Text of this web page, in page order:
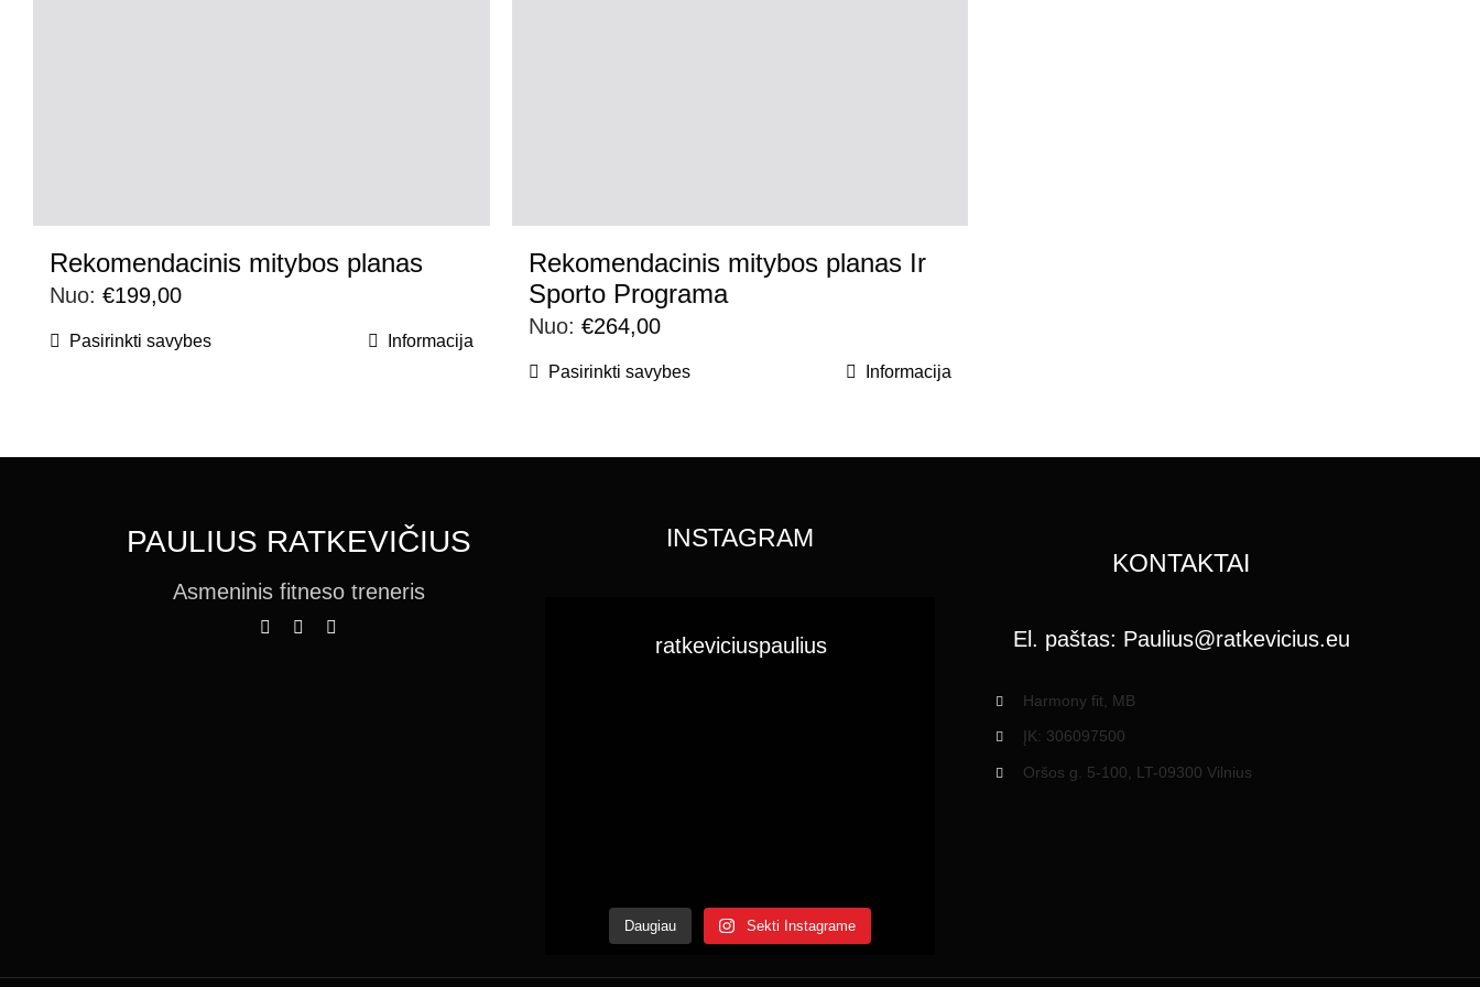
Rekomendacinis mitybos planas
Nuo: €199,00
Pasirinkti savybes Informacija
Rekomendacinis mitybos planas Ir
Sporto Programa
Nuo: €264,00
Pasirinkti savybes Informacija
PAULIUS RATKEVIČIUS
Asmeninis fitneso treneris
INSTAGRAM
ratkeviciuspaulius
Daugiau Sekti Instagrame
KONTAKTAI
El. paštas: Paulius@ratkevicius.eu
Harmony fit, MB
ĮK: 306097500
Oršos g. 5-100, LT-09300 Vilnius